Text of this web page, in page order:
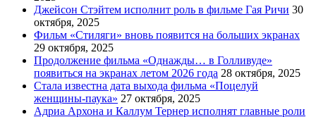
Джейсон Стэйтем исполнит роль в фильме Гая Ричи 30
октября, 2025
Фильм «Стиляги» вновь появится на больших экранах
29 октября, 2025
Продолжение фильма «Однажды… в Голливуде»
появиться на экранах летом 2026 года 28 октября, 2025
Стала известна дата выхода фильма «Поцелуй
женщины-паука» 27 октября, 2025
Адриа Архона и Каллум Тернер исполнят главные роли